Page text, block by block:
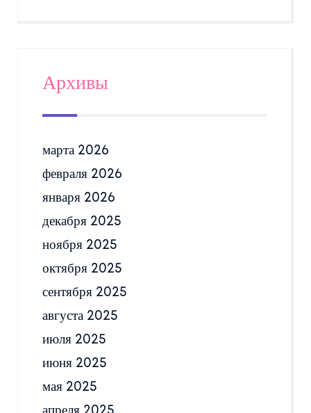
Архивы
марта 2026
февраля 2026
января 2026
декабря 2025
ноября 2025
октября 2025
сентября 2025
августа 2025
июля 2025
июня 2025
мая 2025
апреля 2025